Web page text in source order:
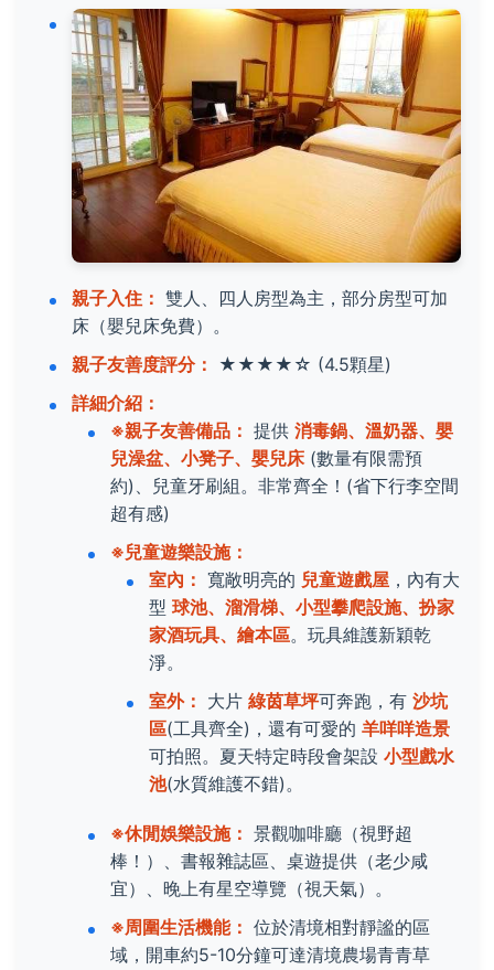
親子入住： 雙人、四人房型為主，部分房型可加
床（嬰兒床免費）。
親子友善度評分：
★★★★☆ (4.5顆星)
詳細介紹：
※親子友善備品： 提供 消毒鍋、溫奶器、嬰
兒澡盆、小凳子、嬰兒床(數量有限需預
約)、兒童牙刷組。非常齊全！(省下行李空間
超有感)
※兒童遊樂設施：
室內： 寬敞明亮的 兒童遊戲屋 ，內有大
型 球池、溜滑梯、小型攀爬設施、扮家
家酒玩具、繪本區。玩具維護新穎乾
淨。
室外： 大片 綠茵草坪可奔跑，有 沙坑
區(工具齊全)，還有可愛的 羊咩咩造景
可拍照。夏天特定時段會架設 小型戲水
池(水質維護不錯)。
※休閒娛樂設施： 景觀咖啡廳（視野超
棒！）、書報雜誌區、桌遊提供（老少咸
宜）、晚上有星空導覽（視天氣）。
※周圍生活機能： 位於清境相對靜謐的區
域，開車約5-10分鐘可達清境農場青青草